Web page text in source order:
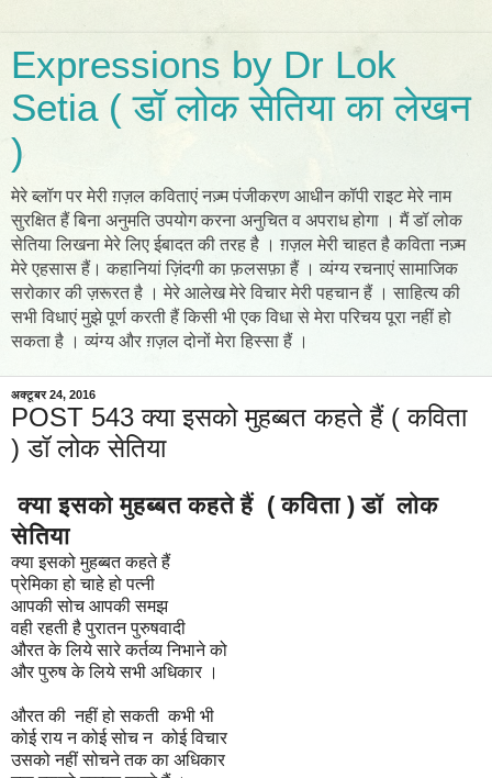
Expressions by Dr Lok
Setia ( डॉ लोक सेतिया का लेखन
)
मेरे ब्लॉग पर मेरी ग़ज़ल कविताएं नज़्म पंजीकरण आधीन कॉपी राइट मेरे नाम
सुरक्षित हैं बिना अनुमति उपयोग करना अनुचित व अपराध होगा । मैं डॉ लोक
सेतिया लिखना मेरे लिए ईबादत की तरह है । ग़ज़ल मेरी चाहत है कविता नज़्म
मेरे एहसास हैं। कहानियां ज़िंदगी का फ़लसफ़ा हैं । व्यंग्य रचनाएं सामाजिक
सरोकार की ज़रूरत है । मेरे आलेख मेरे विचार मेरी पहचान हैं । साहित्य की
सभी विधाएं मुझे पूर्ण करती हैं किसी भी एक विधा से मेरा परिचय पूरा नहीं हो
सकता है । व्यंग्य और ग़ज़ल दोनों मेरा हिस्सा हैं ।
अक्टूबर 24, 2016
POST 543 क्या इसको मुहब्बत कहते हैं ( कविता
) डॉ लोक सेतिया
क्या इसको मुहब्बत कहते हैं ( कविता ) डॉ लोक
सेतिया
क्या इसको मुहब्बत कहते हैं
प्रेमिका हो चाहे हो पत्नी
आपकी सोच आपकी समझ
वही रहती है पुरातन पुरुषवादी
औरत के लिये सारे कर्तव्य निभाने को
और पुरुष के लिये सभी अधिकार ।
औरत की नहीं हो सकती कभी भी
कोई राय न कोई सोच न कोई विचार
उसको नहीं सोचने तक का अधिकार